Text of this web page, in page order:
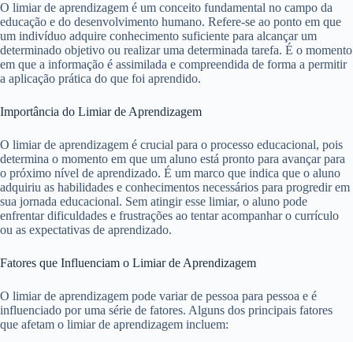
O limiar de aprendizagem é um conceito fundamental no campo da
educação e do desenvolvimento humano. Refere-se ao ponto em que
um indivíduo adquire conhecimento suficiente para alcançar um
determinado objetivo ou realizar uma determinada tarefa. É o momento
em que a informação é assimilada e compreendida de forma a permitir
a aplicação prática do que foi aprendido.
Importância do Limiar de Aprendizagem
O limiar de aprendizagem é crucial para o processo educacional, pois
determina o momento em que um aluno está pronto para avançar para
o próximo nível de aprendizado. É um marco que indica que o aluno
adquiriu as habilidades e conhecimentos necessários para progredir em
sua jornada educacional. Sem atingir esse limiar, o aluno pode
enfrentar dificuldades e frustrações ao tentar acompanhar o currículo
ou as expectativas de aprendizado.
Fatores que Influenciam o Limiar de Aprendizagem
O limiar de aprendizagem pode variar de pessoa para pessoa e é
influenciado por uma série de fatores. Alguns dos principais fatores
que afetam o limiar de aprendizagem incluem: